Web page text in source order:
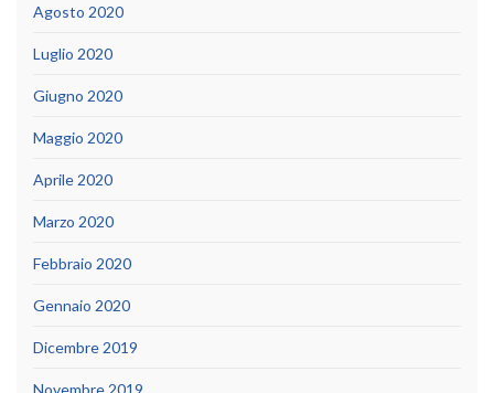
Agosto 2020
Luglio 2020
Giugno 2020
Maggio 2020
Aprile 2020
Marzo 2020
Febbraio 2020
Gennaio 2020
Dicembre 2019
Novembre 2019